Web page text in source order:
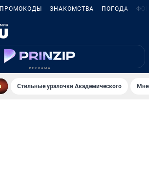
ПРОМОКОДЫ ЗНАКОМСТВА ПОГОДА
Стильные уралочки Академического